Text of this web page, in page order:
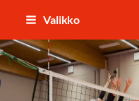
Siirry
sisältöön
Valikko